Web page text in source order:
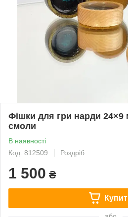
Фішки для гри нарди 24×9
смоли
В наявності
Код: 812509
Роздріб
1 500 ₴